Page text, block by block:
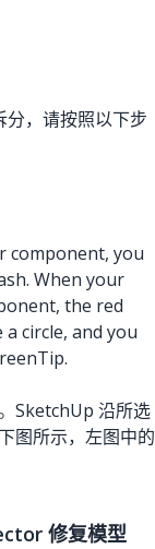
，请按照以下步
component, you
When your
the red
circle, and you
SketchUp 沿所选
图所示，左图中的
修复模型